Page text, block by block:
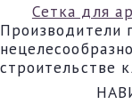
Сетка для
Производители
строительстве